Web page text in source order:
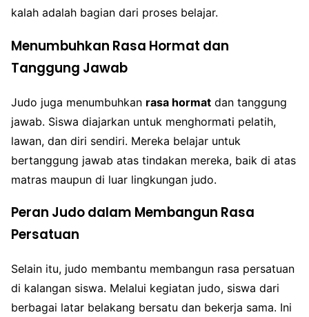
kalah adalah bagian dari proses belajar.
Menumbuhkan Rasa Hormat dan
Tanggung Jawab
Judo juga menumbuhkan rasa hormat dan tanggung
jawab. Siswa diajarkan untuk menghormati pelatih,
lawan, dan diri sendiri. Mereka belajar untuk
bertanggung jawab atas tindakan mereka, baik di atas
matras maupun di luar lingkungan judo.
Peran Judo dalam Membangun Rasa
Persatuan
Selain itu, judo membantu membangun rasa persatuan
di kalangan siswa. Melalui kegiatan judo, siswa dari
berbagai latar belakang bersatu dan bekerja sama. Ini